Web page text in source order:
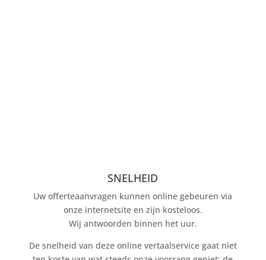
SNELHEID
Uw offerteaanvragen kunnen online gebeuren via
onze internetsite en zijn kosteloos.
Wij antwoorden binnen het uur.
De snelheid van deze online vertaalservice gaat niet